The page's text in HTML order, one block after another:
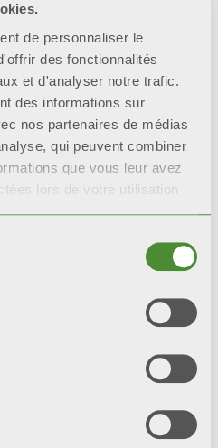
de personnaliser le
des fonctionnalités
et d'analyser notre trafic.
des informations sur
nos partenaires de médias
qui peuvent combiner
que vous leur avez
lors de votre utilisation
les radiateurs
seule couche de
référence : test en
salin et test